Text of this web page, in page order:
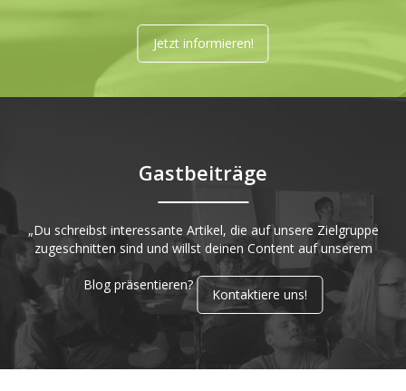
Jetzt informieren!
Gastbeiträge
„Du schreibst interessante Artikel, die auf unsere Zielgruppe
zugeschnitten sind und willst deinen Content auf unserem
Blog präsentieren?
Kontaktiere uns!